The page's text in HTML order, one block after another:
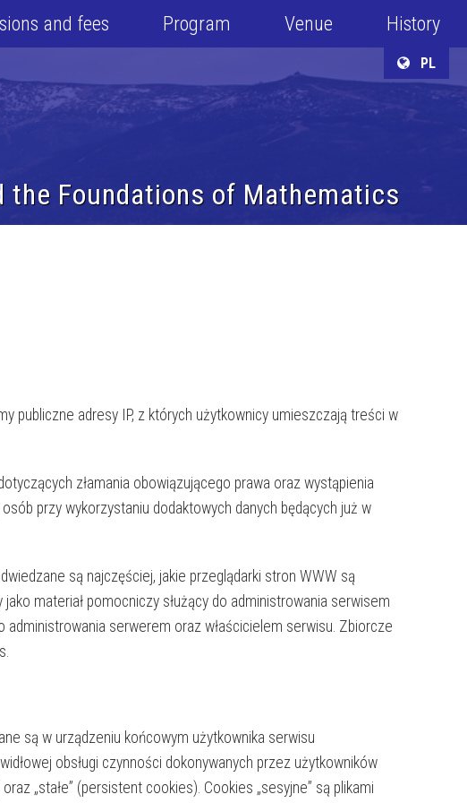
and fees Program Venue History
PL
Foundations of Mathematics
publiczne adresy IP, z których użytkownicy umieszczają treści w
złamania obowiązującego prawa oraz wystąpienia
przy wykorzystaniu dodaktowych danych będących już w
są najczęściej, jakie przeglądarki stron WWW są
materiał pomocniczy służący do administrowania serwisem
serwerem oraz właścicielem serwisu. Zbiorcze
są w urządzeniu końcowym użytkownika serwisu
obsługi czynności dokonywanych przez użytkowników
„stałe” (persistent cookies). Cookies „sesyjne” są plikami